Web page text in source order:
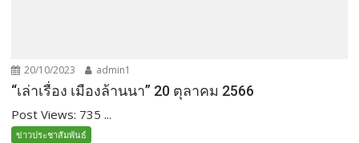
20/10/2023 admin1
“เล่าเรื่อง เมืองล้านนา” 20 ตุลาคม 2566
Post Views: 735 ...
ข่าวประชาสัมพันธ์